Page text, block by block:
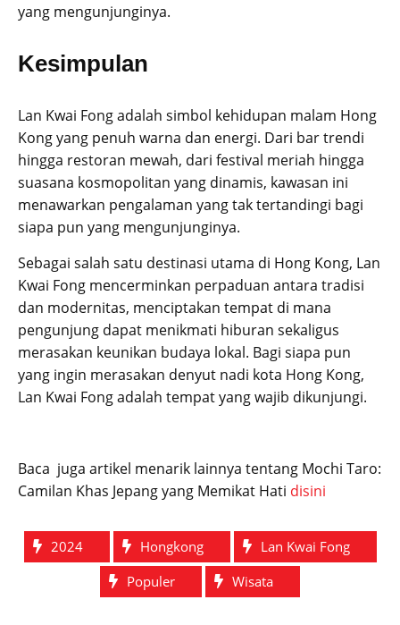
yang mengunjunginya.
Kesimpulan
Lan Kwai Fong adalah simbol kehidupan malam Hong
Kong yang penuh warna dan energi. Dari bar trendi
hingga restoran mewah, dari festival meriah hingga
suasana kosmopolitan yang dinamis, kawasan ini
menawarkan pengalaman yang tak tertandingi bagi
siapa pun yang mengunjunginya.
Sebagai salah satu destinasi utama di Hong Kong, Lan
Kwai Fong mencerminkan perpaduan antara tradisi
dan modernitas, menciptakan tempat di mana
pengunjung dapat menikmati hiburan sekaligus
merasakan keunikan budaya lokal. Bagi siapa pun
yang ingin merasakan denyut nadi kota Hong Kong,
Lan Kwai Fong adalah tempat yang wajib dikunjungi.
Baca juga artikel menarik lainnya tentang Mochi Taro:
Camilan Khas Jepang yang Memikat Hati disini
2024 Hongkong
Lan Kwai Fong
Populer
Wisata